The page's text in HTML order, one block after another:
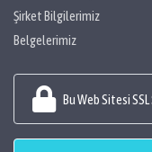
Şirket Bilgilerimiz
Belgelerimiz
Bu Web Sitesi